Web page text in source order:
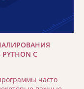
С
часто